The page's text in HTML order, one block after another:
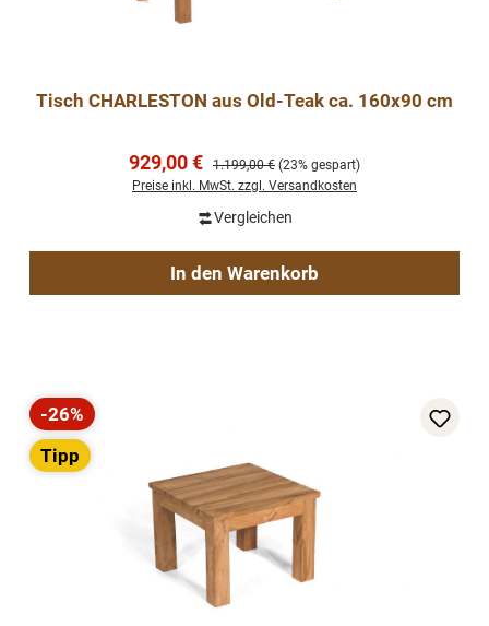
Tisch CHARLESTON aus Old-Teak ca. 160x90 cm
Verkaufspreis:
929,00 € Regulärer Preis:
1.199,00 € (23% gespart)
Preise inkl. MwSt. zzgl. Versandkosten
Vergleichen
In den Warenkorb
Rabatt
-26%
Tipp